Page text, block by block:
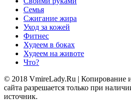
Семья
Сжигание жира
Уход за кожей
Фитнес
Худеем в боках
Худеем на животе
Что?
© 2018 VmireLady.Ru | Копирование
сайта разрешается только при
источник.